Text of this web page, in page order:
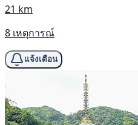
21 km
8 เหตุการณ์
แจ้งเตือน